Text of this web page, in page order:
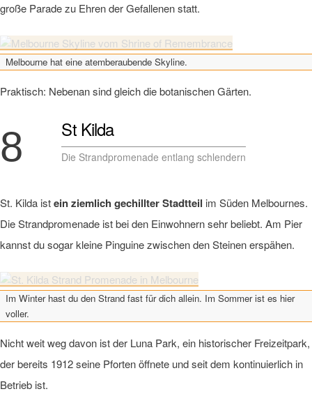
große Parade zu Ehren der Gefallenen statt.
Melbourne hat eine atemberaubende Skyline.
Praktisch: Nebenan sind gleich die botanischen Gärten.
8 St Kilda
Die Strandpromenade entlang schlendern
St. Kilda istein ziemlich gechillter Stadtteil im Süden Melbournes.
Die Strandpromenade ist bei den Einwohnern sehr beliebt. Am Pier
kannst du sogar kleine Pinguine zwischen den Steinen erspähen.
Im Winter hast du den Strand fast für dich allein. Im Sommer ist es hier
voller.
Nicht weit weg davon ist der Luna Park, ein historischer Freizeitpark,
der bereits 1912 seine Pforten öffnete und seit dem kontinuierlich in
Betrieb ist.